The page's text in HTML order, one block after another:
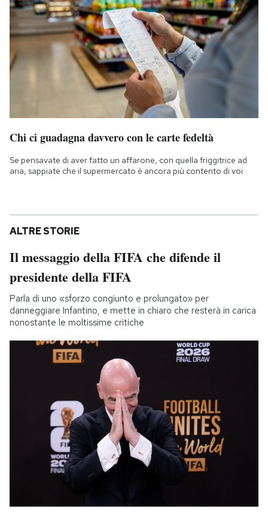
Chi ci guadagna davvero con le carte fedeltà
Se pensavate di aver fatto un affarone, con quella friggitrice ad
aria, sappiate che il supermercato è ancora più contento di voi
ALTRE STORIE
Il messaggio della FIFA che difende il
presidente della FIFA
Parla di uno «sforzo congiunto e prolungato» per
danneggiare Infantino, e mette in chiaro che resterà in carica
nonostante le moltissime critiche